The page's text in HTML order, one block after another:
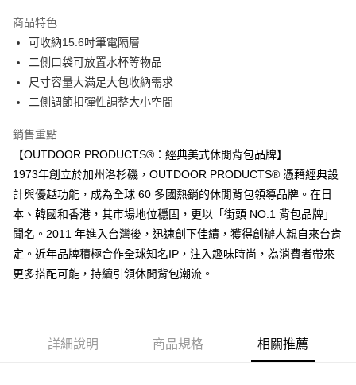
２．訂單成立數日內，您將收到繳費通知簡訊。
３．收到繳費通知簡訊後14天內，點擊此簡訊中的連結，可透過四大超商／
ATM／網路銀行／等多元方式進行付款，方視為交易完成。
※ 請注意：結帳手續完成當下不需立刻繳費，但若您需要取消訂單，請聯絡
購買商品的店家。未經商家同意取消之訂單仍視為有效，需透過AFTEE先享
後付繳納相關費用。
是否繳費成功／繳費後需取消欲退款等相關疑問，請聯繫「AFTEE先享後付
客戶支援中心」
【注意事項】
易，需依本服務之必要範圍內提供個人資料，並將交易相關給付款項請求債
權轉讓予恩沛科技股份有限公司。
２．關於個人資料處理事宜，請瀏覽以下網址：
https://aftee.tw/terms/#terms3
３．未成年的使用者請事先徵得法定代理人或監護人之同意方可使用
「AFTEE先享後付」，若未經同意申辦者引起之損失，本公司不負相關責
５．嚴禁一人註冊多個帳號或使用他人資訊註冊。若發現惡意使用之情形，
每筆NT$80，滿NT$1,000(含以上)免運費
萊爾富取貨付款
每筆NT$80，滿NT$1,000(含以上)免運費
每筆NT$80，滿NT$1,000(含以上)免運費
每筆NT$80，滿NT$1,000(含以上)免運費
付款後7-11取貨
每筆NT$80，滿NT$1,000(含以上)免運費
宅配
每筆NT$200
商品特色
可收納15.6吋筆電隔層
二側口袋可放置水杯等物品
尺寸容量大滿足大包收納需求
二側調節扣彈性調整大小空間
銷售重點
【OUTDOOR PRODUCTS®：經典美式休閒背包品牌】
1973年創立於加州洛杉磯，OUTDOOR PRODUCTS® 憑藉經典設
計與優越功能，成為全球 60 多國熱銷的休閒背包領導品牌。在日
本、韓國和香港，其市場地位穩固，更以「街頭 NO.1 背包品牌」
聞名。2011 年進入台灣後，迅速創下佳績，獲得創辦人親自來台肯
定。近年品牌積極合作全球知名IP，注入趣味時尚，為消費者帶來
更多搭配可能，持續引領休閒背包潮流。
詳細說明 商品規格 相關推薦